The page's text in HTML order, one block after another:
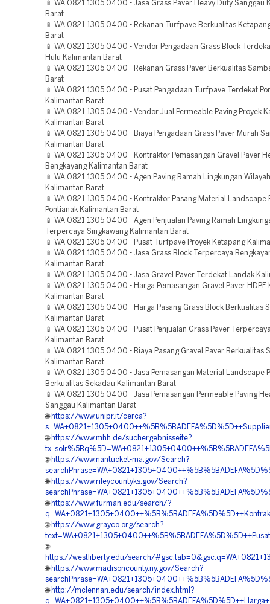
📱 WA 0821 1305 0400 - Jasa Grass Paver Heavy Duty Sanggau
Barat
📱 WA 0821 1305 0400 - Rekanan Turfpave Berkualitas
Barat
📱 WA 0821 1305 0400 - Vendor Pengadaan Grass Block
Hulu Kalimantan Barat
📱 WA 0821 1305 0400 - Rekanan Grass Paver Berkualitas
Barat
📱 WA 0821 1305 0400 - Pusat Pengadaan Turfpave Terdekat
Kalimantan Barat
📱 WA 0821 1305 0400 - Vendor Jual Permeable Paving Proyek
Kalimantan Barat
📱 WA 0821 1305 0400 - Biaya Pengadaan Grass Paver Murah
Kalimantan Barat
📱 WA 0821 1305 0400 - Kontraktor Pemasangan Gravel Paver
Bengkayang Kalimantan Barat
📱 WA 0821 1305 0400 - Agen Paving Ramah Lingkungan
Kalimantan Barat
📱 WA 0821 1305 0400 - Kontraktor Pasang Material Landscape
Pontianak Kalimantan Barat
📱 WA 0821 1305 0400 - Agen Penjualan Paving Ramah
Terpercaya Singkawang Kalimantan Barat
📱 WA 0821 1305 0400 - Pusat Turfpave Proyek Ketapang
📱 WA 0821 1305 0400 - Jasa Grass Block Terpercaya
Kalimantan Barat
📱 WA 0821 1305 0400 - Jasa Gravel Paver Terdekat Landak
📱 WA 0821 1305 0400 - Harga Pemasangan Gravel Paver HDPE
Kalimantan Barat
📱 WA 0821 1305 0400 - Harga Pasang Grass Block Berkualitas
Kalimantan Barat
📱 WA 0821 1305 0400 - Pusat Penjualan Grass Paver
Kalimantan Barat
📱 WA 0821 1305 0400 - Biaya Pasang Gravel Paver Berkualitas
Kalimantan Barat
📱 WA 0821 1305 0400 - Jasa Pemasangan Material Landscape
Berkualitas Sekadau Kalimantan Barat
📱 WA 0821 1305 0400 - Jasa Pemasangan Permeable Paving
Sanggau Kalimantan Barat
🌐 https://www.unipr.it/cerca?
🌐 https://www.mhh.de/suchergebnisseite?
🌐 https://www.nantucket-ma.gov/Search?
🌐 https://www.rileycountyks.gov/Search?
🌐 https://www.furman.edu/search/?
🌐 https://www.grayco.org/search?
🌐
https://westliberty.edu/search/
🌐 https://www.madisoncounty.ny.gov/Search?
🌐 http://mclennan.edu/search/index.html?